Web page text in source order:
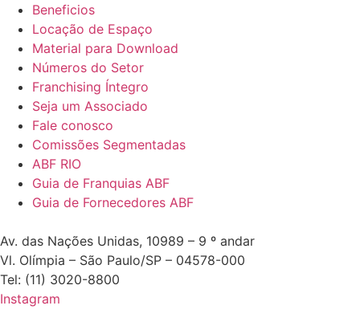
Beneficios
Locação de Espaço
Material para Download
Números do Setor
Franchising Íntegro
Seja um Associado
Fale conosco
Comissões Segmentadas
ABF RIO
Guia de Franquias ABF
Guia de Fornecedores ABF
Av. das Nações Unidas, 10989 – 9 º andar
Vl. Olímpia – São Paulo/SP – 04578-000
Tel: (11) 3020-8800
Instagram